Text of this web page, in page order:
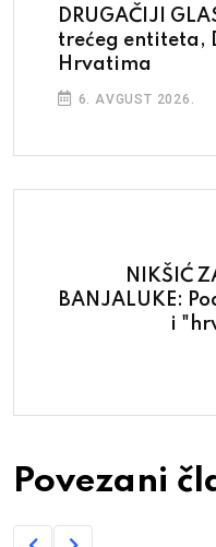
DRUGAČIJI
trećeg entiteta,
Hrvatima
6. AVGUST 2026.
NIKŠIĆ
BANJALUKE:
i
Povezani